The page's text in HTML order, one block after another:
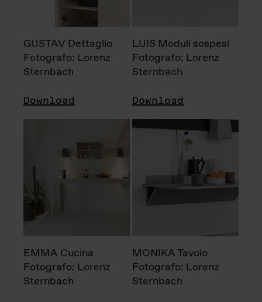
GUSTAV Dettaglio
Fotografo: Lorenz
Sternbach
Download
LUIS Moduli sospesi
Fotografo: Lorenz
Sternbach
Download
EMMA Cucina
Fotografo: Lorenz
Sternbach
MONIKA Tavolo
Fotografo: Lorenz
Sternbach